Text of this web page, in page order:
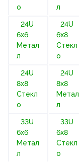
о
л
24U
6х6
Метал
л
24U
6х8
Стекл
о
24U
8х8
Стекл
о
24U
8х8
Метал
л
33U
6х6
Метал
л
33U
6х8
Стекл
о